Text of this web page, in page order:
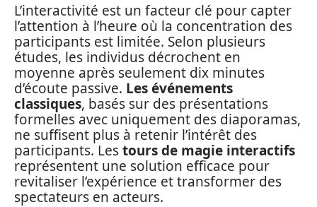
L’interactivité est un facteur clé pour capter
l’attention à l’heure où la concentration des
participants est limitée. Selon plusieurs
études, les individus décrochent en
moyenne après seulement dix minutes
d’écoute passive. Les événements
classiques, basés sur des présentations
formelles avec uniquement des diaporamas,
ne suffisent plus à retenir l’intérêt des
participants. Lestours de magie interactifs
représentent une solution efficace pour
revitaliser l’expérience et transformer des
spectateurs en acteurs.